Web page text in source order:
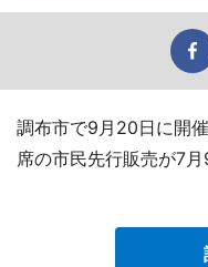
調布市で9月20日に開
席の市民先行販売が7月